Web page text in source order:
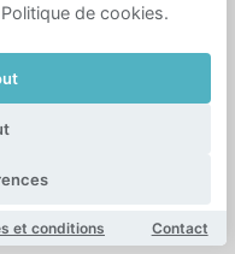
de cookies.
et conditions Contact